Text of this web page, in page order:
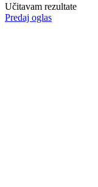
Učitavam rezultate
Predaj oglas